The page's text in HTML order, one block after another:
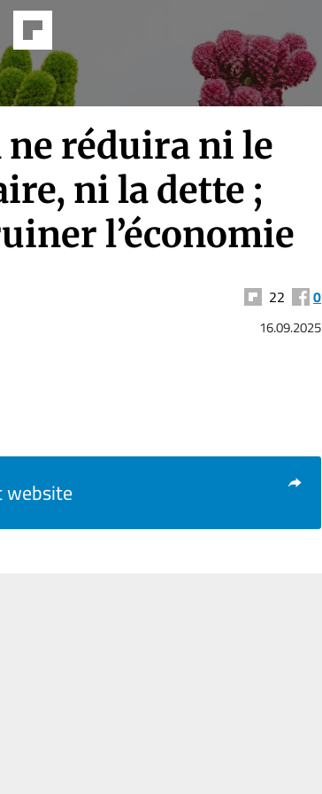
réduira ni le
ni la dette ;
l’économie
22 0
16.09.2025